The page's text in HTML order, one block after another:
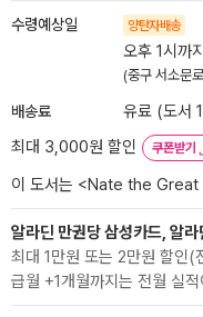
수령예상일 양탄자배송
오후 1시까
(중구 서소문
배송료
유료 (도서
최대 3,000원 할인
쿠폰받기
이 도서는 <Nate the
알라딘 만권당 삼성카드, 알
최대 1만원 또는 2만원 할인
급월 +1개월까지는 전월 실